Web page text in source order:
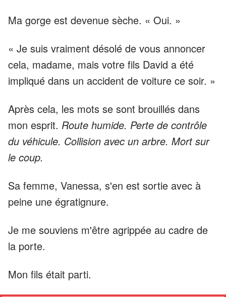
Ma gorge est devenue sèche. « Oui. »
« Je suis vraiment désolé de vous annoncer
cela, madame, mais votre fils David a été
impliqué dans un accident de voiture ce soir. »
Après cela, les mots se sont brouillés dans
mon esprit. Route humide. Perte de contrôle
du véhicule. Collision avec un arbre. Mort sur
le coup.
Sa femme, Vanessa, s'en est sortie avec à
peine une égratignure.
Je me souviens m'être agrippée au cadre de
la porte.
Mon fils était parti.